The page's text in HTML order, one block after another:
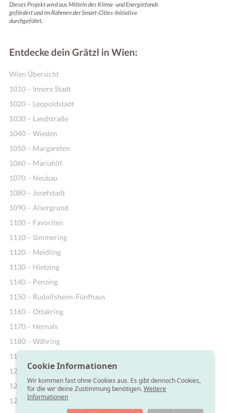
Dieses Projekt wird aus Mitteln des Klima- und Energiefonds
gefördert und im Rahmen der Smart-Cities-Initiative
durchgeführt.
Entdecke dein Grätzl in Wien:
Wien Übersicht
1010 – Innere Stadt
1020 – Leopoldstadt
1030 – Landstraße
1040 – Wieden
1050 – Margareten
1060 – Mariahilf
1070 – Neubau
1080 – Josefstadt
1090 – Alsergrund
1100 – Favoriten
1110 – Simmering
1120 – Meidling
1130 – Hietzing
1140 – Penzing
1150 – Rudolfsheim-Fünfhaus
1160 – Ottakring
1170 – Hernals
1180 – Währing
1190 – Döbling
1200 – Brigittenau
1210 – Floridsdorf
1220 – Donaustadt
Cookie Informationen
Wir kommen fast ohne Cookies aus. Es gibt dennoch Cookies,
für die wir deine Zustimmung benötigen.Weitere
Informationen